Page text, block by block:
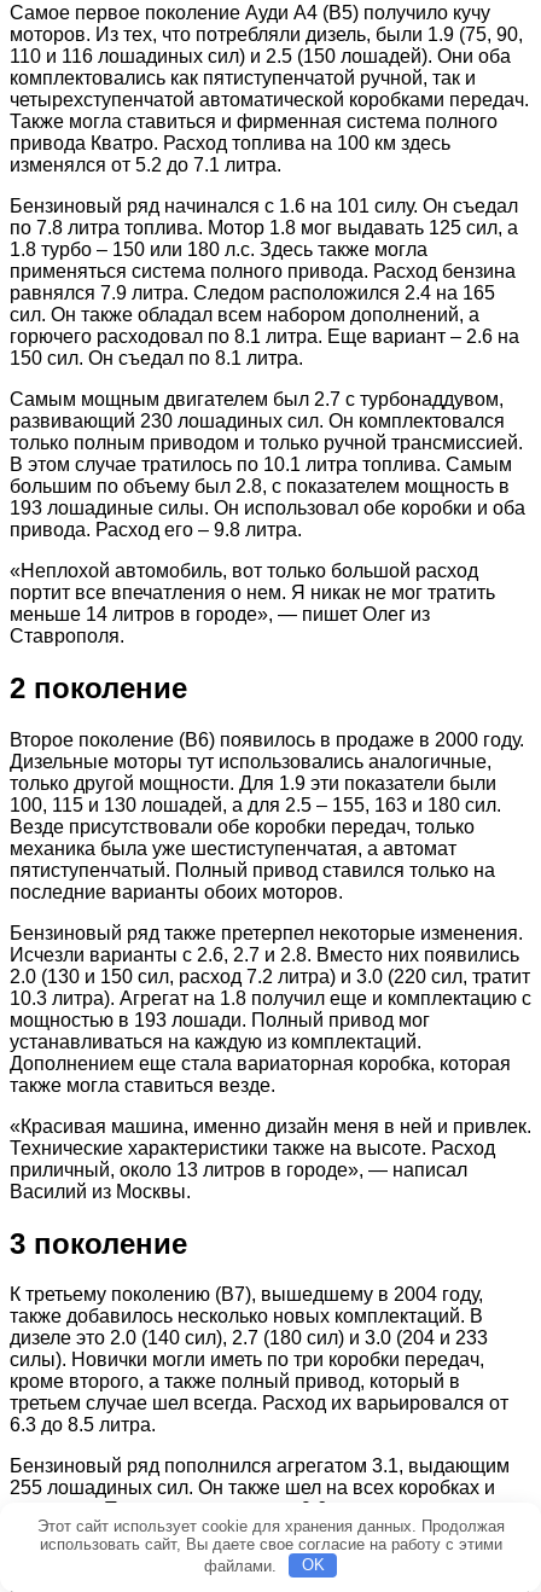
Самое первое поколение Ауди А4 (В5) получило кучу
моторов. Из тех, что потребляли дизель, были 1.9 (75, 90,
110 и 116 лошадиных сил) и 2.5 (150 лошадей). Они оба
комплектовались как пятиступенчатой ручной, так и
четырехступенчатой автоматической коробками передач.
Также могла ставиться и фирменная система полного
привода Кватро. Расход топлива на 100 км здесь
изменялся от 5.2 до 7.1 литра.
Бензиновый ряд начинался с 1.6 на 101 силу. Он съедал
по 7.8 литра топлива. Мотор 1.8 мог выдавать 125 сил, а
1.8 турбо – 150 или 180 л.с. Здесь также могла
применяться система полного привода. Расход бензина
равнялся 7.9 литра. Следом расположился 2.4 на 165
сил. Он также обладал всем набором дополнений, а
горючего расходовал по 8.1 литра. Еще вариант – 2.6 на
150 сил. Он съедал по 8.1 литра.
Самым мощным двигателем был 2.7 с турбонаддувом,
развивающий 230 лошадиных сил. Он комплектовался
только полным приводом и только ручной трансмиссией.
В этом случае тратилось по 10.1 литра топлива. Самым
большим по объему был 2.8, с показателем мощность в
193 лошадиные силы. Он использовал обе коробки и оба
привода. Расход его – 9.8 литра.
«Неплохой автомобиль, вот только большой расход
портит все впечатления о нем. Я никак не мог тратить
меньше 14 литров в городе», — пишет Олег из
Ставрополя.
2 поколение
Второе поколение (В6) появилось в продаже в 2000 году.
Дизельные моторы тут использовались аналогичные,
только другой мощности. Для 1.9 эти показатели были
100, 115 и 130 лошадей, а для 2.5 – 155, 163 и 180 сил.
Везде присутствовали обе коробки передач, только
механика была уже шестиступенчатая, а автомат
пятиступенчатый. Полный привод ставился только на
последние варианты обоих моторов.
Бензиновый ряд также претерпел некоторые изменения.
Исчезли варианты с 2.6, 2.7 и 2.8. Вместо них появились
2.0 (130 и 150 сил, расход 7.2 литра) и 3.0 (220 сил, тратит
10.3 литра). Агрегат на 1.8 получил еще и комплектацию с
мощностью в 193 лошади. Полный привод мог
устанавливаться на каждую из комплектаций.
Дополнением еще стала вариаторная коробка, которая
также могла ставиться везде.
«Красивая машина, именно дизайн меня в ней и привлек.
Технические характеристики также на высоте. Расход
приличный, около 13 литров в городе», — написал
Василий из Москвы.
3 поколение
К третьему поколению (В7), вышедшему в 2004 году,
также добавилось несколько новых комплектаций. В
дизеле это 2.0 (140 сил), 2.7 (180 сил) и 3.0 (204 и 233
силы). Новички могли иметь по три коробки передач,
кроме второго, а также полный привод, который в
третьем случае шел всегда. Расход их варьировался от
6.3 до 8.5 литра.
Бензиновый ряд пополнился агрегатом 3.1, выдающим
255 лошадиных сил. Он также шел на всех коробках и
приводах. Тратил этот мотор по 9.6 литра топлива.
«Прекрасный автомобиль, где собраны все лучшие
черты немецких моделей. Большая мощность, высокая
Этот сайт использует cookie для хранения данных. Продолжая
использовать сайт, Вы даете свое согласие на работу с этими
файлами.
OK